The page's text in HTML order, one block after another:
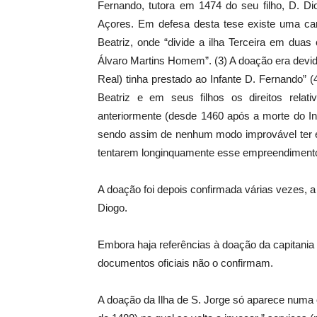
Fernando, tutora em 1474 do seu filho, D.
Açores. Em defesa desta tese existe uma
Beatriz, onde “divide a ilha Terceira em
Álvaro Martins Homem”. (3) A doação era
Real) tinha prestado ao Infante D. Fernando”
Beatriz e em seus filhos os direitos
anteriormente (desde 1460 após a morte do
sendo assim de nenhum modo improvável
tentarem longinquamente esse
A doação foi depois confirmada várias vezes,
Diogo.
Embora haja referências à doação da
documentos oficiais não o confirmam.
A doação da Ilha de S. Jorge só aparece